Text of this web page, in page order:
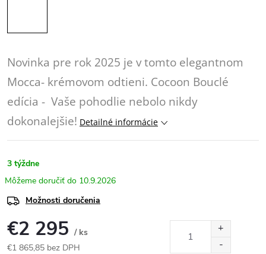
Novinka pre rok 2025 je v tomto elegantnom
Mocca- krémovom odtieni. Cocoon Bouclé
edícia - Vaše pohodlie nebolo nikdy
dokonalejšie! Detailné informácie
3 týždne
10.9.2026
Možnosti doručenia
€2 295 / ks
€1 865,85 bez DPH